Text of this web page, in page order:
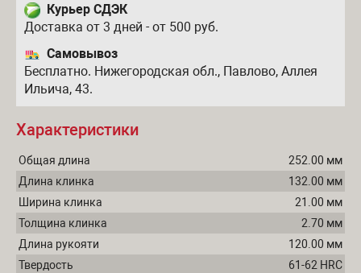
Курьер СДЭК
Доставка от 3 дней - от 500 руб.
Самовывоз
Бесплатно. Нижегородская обл., Павлово, Аллея
Ильича, 43.
Характеристики
Общая длина
252.00 мм
Длина клинка
132.00 мм
Ширина клинка
21.00 мм
Толщина клинка
2.70 мм
Длина рукояти
120.00 мм
Твердость
61-62 HRC